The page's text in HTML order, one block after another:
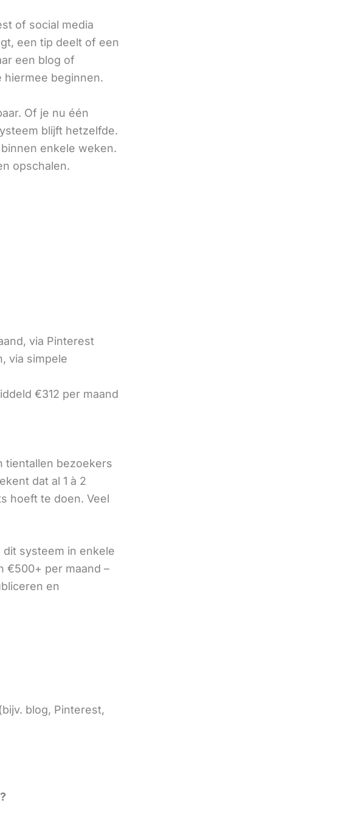
of social media
een tip deelt of een
een blog of
hiermee beginnen.
Of je nu één
blijft hetzelfde.
enkele weken.
opschalen.
via Pinterest
via simpele
€312 per maand
tientallen bezoekers
dat al 1 à 2
hoeft te doen. Veel
systeem in enkele
€500+ per maand –
en
blog, Pinterest,
?